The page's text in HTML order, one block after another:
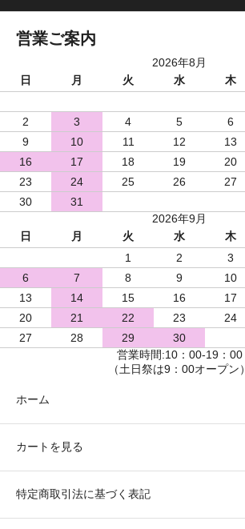
営業ご案内
2026年8月
日
月 火 水 木
2
3 4 5 6
9
10 11 12 13
16
17 18 19 20
23
24 25 26 27
30
31
2026年9月
日
月 火 水 木
1
2 3
6
7 8 9 10
13
14 15 16 17
20
21 22 23 24
27
28 29
30
営業時間:10：00-19：00
（土日祭は9：00オープン）
ホーム
カートを見る
特定商取引法に基づく表記